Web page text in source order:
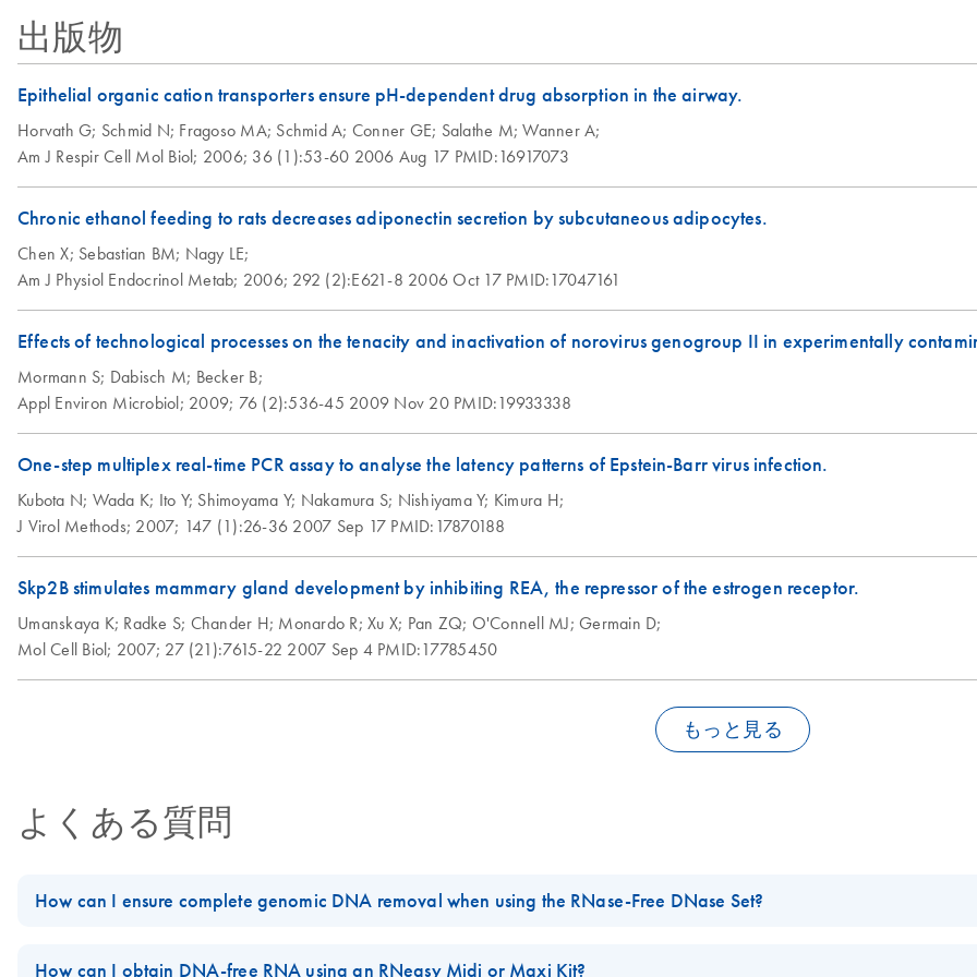
出版物
Epithelial organic cation transporters ensure pH-dependent drug absorption in the airway.
Horvath G; Schmid N; Fragoso MA; Schmid A; Conner GE; Salathe M;Wanner A;
Am J Respir Cell Mol Biol; 2006; 36 (1):53-60 2006 Aug 17 PMID:16917073
Chronic ethanol feeding to rats decreases adiponectin secretion by subcutaneous adipocytes.
Chen X; Sebastian BM; Nagy LE;
Am J Physiol Endocrinol Metab; 2006; 292 (2):E621-8 2006 Oct 17 PMID:17047161
Effects of technological processes on the tenacity and inactivation of norovirus genogroup II in experimentally
Mormann S; Dabisch M; Becker B;
Appl Environ Microbiol; 2009; 76 (2):536-45 2009 Nov 20 PMID:19933338
One-step multiplex real-time PCR assay to analyse the latency patterns of Epstein-Barr virus infection.
Kubota N; Wada K; Ito Y; Shimoyama Y; Nakamura S; Nishiyama Y; Kimura H;
J Virol Methods; 2007; 147 (1):26-36 2007 Sep 17 PMID:17870188
Skp2B stimulates mammary gland development by inhibiting REA, the repressor of the estrogen receptor.
Umanskaya K; Radke S; Chander H; Monardo R; Xu X; Pan ZQ; O'Connell MJ; Germain D;
Mol Cell Biol; 2007; 27 (21):7615-22 2007 Sep 4 PMID:17785450
もっと見る
よくある質問
How can I ensure complete genomic DNA removal when using the RNase-Free DNase Set?
How can I obtain DNA-free RNA using an RNeasy Midi or Maxi Kit?